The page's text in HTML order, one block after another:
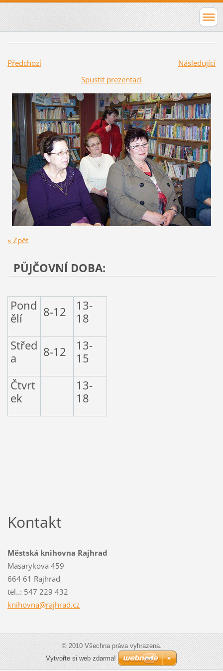
Předchozí
Následující
Spustit prezentaci
« Zpět
PŮJČOVNÍ DOBA:
Pond
ělí
8-12
13-
18
Střed
a
8-12
13-
15
Čtvrt
ek
13-
18
Kontakt
Městská knihovna Rajhrad
Masarykova 459
664 61 Rajhrad
tel..: 547 229 432
knihovna@rajhrad.cz
© 2010 Všechna práva vyhrazena.
Vytvořte si web zdarma!